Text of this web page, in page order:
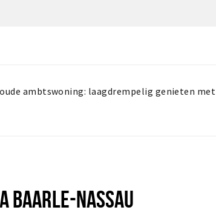
ambtswoning: laagdrempelig genieten met
BAARLE-NASSAU